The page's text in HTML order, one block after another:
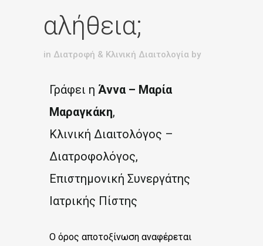
αλήθεια;
in Διατροφή & Κλινική Διαιτολογία by
Γράφει η Άννα – Μαρία
Μαραγκάκη,
Κλινική Διαιτολόγος –
Διατροφολόγος,
Επιστημονική Συνεργάτης
Ιατρικής Πίστης
Ο όρος αποτοξίνωση αναφέρεται